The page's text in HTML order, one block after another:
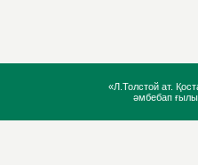
«Л.Толстой ат.
әмбебап